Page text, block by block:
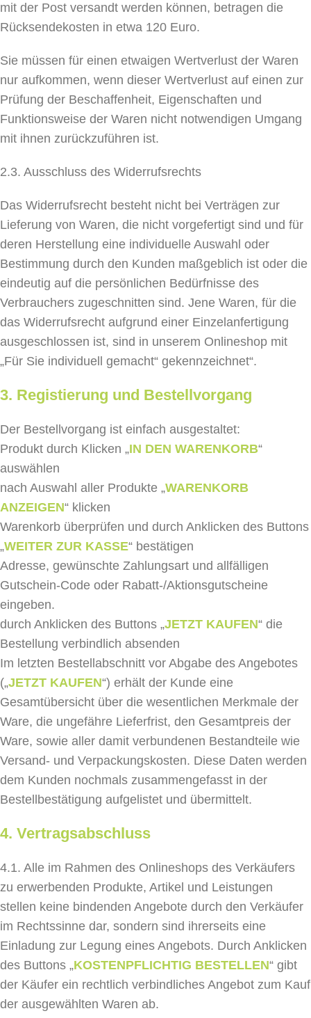
mit der Post versandt werden können, betragen die
Rücksendekosten in etwa 120 Euro.
Sie müssen für einen etwaigen Wertverlust der Waren
nur aufkommen, wenn dieser Wertverlust auf einen zur
Prüfung der Beschaffenheit, Eigenschaften und
Funktionsweise der Waren nicht notwendigen Umgang
mit ihnen zurückzuführen ist.
2.3. Ausschluss des Widerrufsrechts
Das Widerrufsrecht besteht nicht bei Verträgen zur
Lieferung von Waren, die nicht vorgefertigt sind und für
deren Herstellung eine individuelle Auswahl oder
Bestimmung durch den Kunden maßgeblich ist oder die
eindeutig auf die persönlichen Bedürfnisse des
Verbrauchers zugeschnitten sind. Jene Waren, für die
das Widerrufsrecht aufgrund einer Einzelanfertigung
ausgeschlossen ist, sind in unserem Onlineshop mit
„Für Sie individuell gemacht“ gekennzeichnet“.
3. Registierung und Bestellvorgang
Der Bestellvorgang ist einfach ausgestaltet:
Produkt durch Klicken „IN DEN WARENKORB“
auswählen
nach Auswahl aller Produkte „WARENKORB
ANZEIGEN“ klicken
Warenkorb überprüfen und durch Anklicken des Buttons
„WEITER ZUR KASSE“ bestätigen
Adresse, gewünschte Zahlungsart und allfälligen
Gutschein-Code oder Rabatt-/Aktionsgutscheine
eingeben.
durch Anklicken des Buttons „JETZT KAUFEN“ die
Bestellung verbindlich absenden
Im letzten Bestellabschnitt vor Abgabe des Angebotes
(„JETZT KAUFEN“) erhält der Kunde eine
Gesamtübersicht über die wesentlichen Merkmale der
Ware, die ungefähre Lieferfrist, den Gesamtpreis der
Ware, sowie aller damit verbundenen Bestandteile wie
Versand- und Verpackungskosten. Diese Daten werden
dem Kunden nochmals zusammengefasst in der
Bestellbestätigung aufgelistet und übermittelt.
4. Vertragsabschluss
4.1. Alle im Rahmen des Onlineshops des Verkäufers
zu erwerbenden Produkte, Artikel und Leistungen
stellen keine bindenden Angebote durch den Verkäufer
im Rechtssinne dar, sondern sind ihrerseits eine
Einladung zur Legung eines Angebots. Durch Anklicken
des Buttons „KOSTENPFLICHTIG BESTELLEN“ gibt
der Käufer ein rechtlich verbindliches Angebot zum Kauf
der ausgewählten Waren ab.